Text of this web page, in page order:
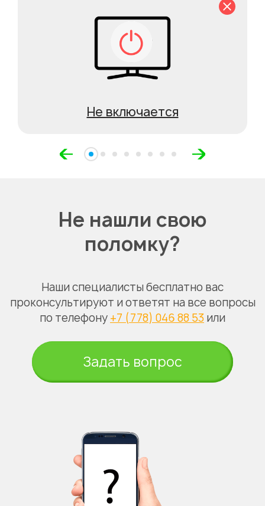
Не включается
Не нашли свою
поломку?
Наши специалисты бесплатно вас
проконсультируют и ответят на все вопросы
по телефону +7 (778) 046 88 53 или
Задать вопрос